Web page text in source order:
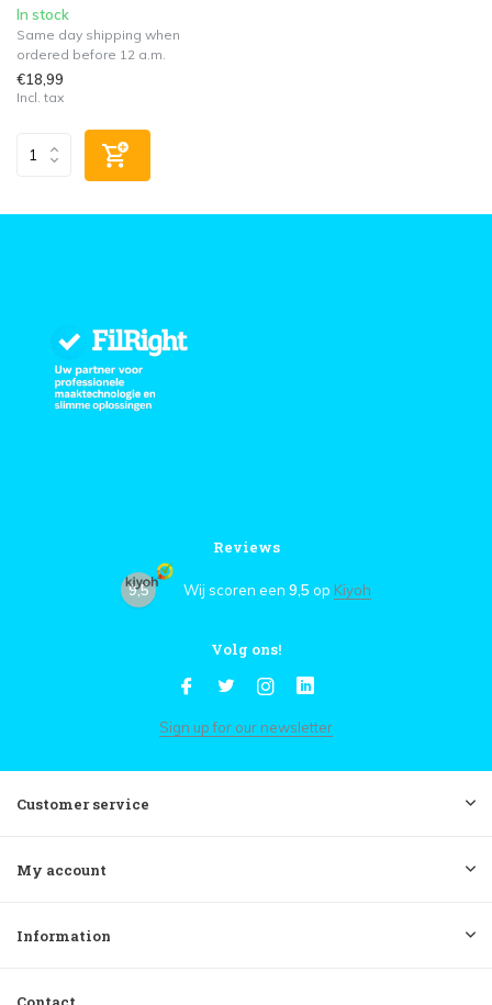
In stock
Same day shipping when
ordered before 12 a.m.
€18,99
Incl. tax
Reviews
9,5 Wij scoren een 9,5 op Kiyoh
Volg ons!
Sign up for our newsletter
Customer service
My account
Information